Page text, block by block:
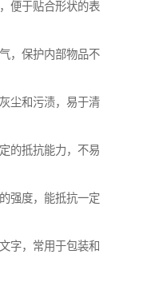
便于贴合形状的表
，保护内部物品不
尘和污渍，易于清
的抵抗能力，不易
强度，能抵抗一定
字，常用于包装和